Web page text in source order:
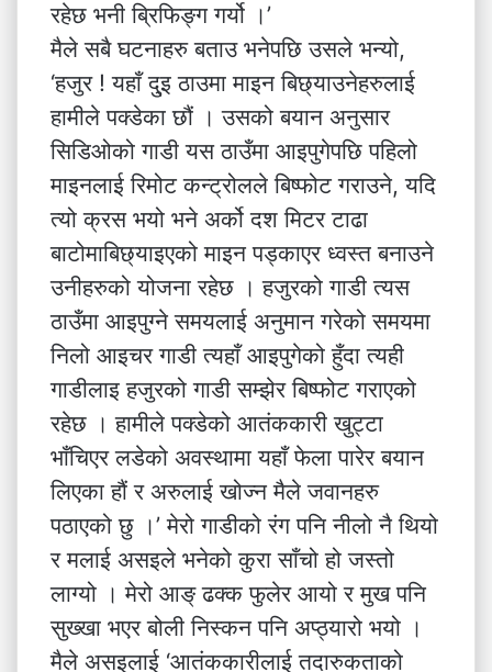
रहेछ भनी ब्रिफिङ्ग गर्यो ।’
मैले सबै घटनाहरु बताउ भनेपछि उसले भन्यो,
‘हजुर ! यहाँ दु्इ ठाउमा माइन बिछ्याउनेहरुलाई
हामीले पक्डेका छौं । उसको बयान अनुसार
सिडिओको गाडी यस ठाउँमा आइपुगेपछि पहिलो
माइनलाई रिमोट कन्ट्रोलले बिष्फोट गराउने, यदि
त्यो क्रस भयो भने अर्को दश मिटर टाढा
बाटोमाबिछ्याइएको माइन पड्काएर ध्वस्त बनाउने
उनीहरुको योजना रहेछ । हजुरको गाडी त्यस
ठाउँमा आइपुग्ने समयलाई अनुमान गरेको समयमा
निलो आइचर गाडी त्यहाँ आइपुगेको हुँदा त्यही
गाडीलाइ हजुरको गाडी सम्झेर बिष्फोट गराएको
रहेछ । हामीले पक्डेको आतंककारी खुट्टा
भाँचिएर लडेको अवस्थामा यहाँ फेला पारेर बयान
लिएका हौं र अरुलाई खोज्न मैले जवानहरु
पठाएको छु ।’ मेरो गाडीको रंग पनि नीलो नै थियो
र मलाई असइले भनेको कुरा साँचो हो जस्तो
लाग्यो । मेरो आङ् ढक्क फुलेर आयो र मुख पनि
सुख्खा भएर बोली निस्कन पनि अप्ठ्यारो भयो ।
मैले असइलाई ‘आतंककारीलाई तदारुकताको